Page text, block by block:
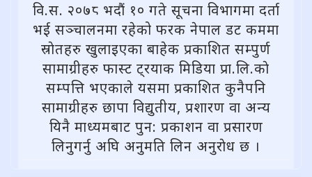
वि.स. २०७८ भदौं १० गते सूचना विभागमा दर्ता
भई सञ्चालनमा रहेको फरक नेपाल डट कममा
स्राेतहरु खुलाइएका बाहेक प्रकाशित सम्पुर्ण
सामाग्रीहरु फास्ट ट्रयाक मिडिया प्रा.लि.काे
सम्पत्ति भएकाले यसमा प्रकाशित कुनैपनि
सामाग्रीहरु छापा विद्युतीय, प्रशारण वा अन्य
यिनै माध्यमबाट पुन: प्रकाशन वा प्रसारण
लिनुगर्नु अघि अनुमति लिन अनुराेध छ ।